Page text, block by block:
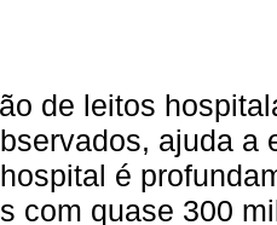
de leitos
ajuda a
é
com quase 300